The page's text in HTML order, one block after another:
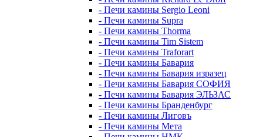
- Печи камины Sergio Leoni
- Печи камины Supra
- Печи камины Thorma
- Печи камины Tim Sistem
- Печи камины Traforart
- Печи камины Бавария
- Печи камины Бавария изразец
- Печи камины Бавария СОФИЯ
- Печи камины Бавария ЭЛЬЗАС
- Печи камины Бранденбург
- Печи камины Лиговъ
- Печи камины Мета